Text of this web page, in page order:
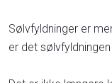
Sølvfyldninger er
er det